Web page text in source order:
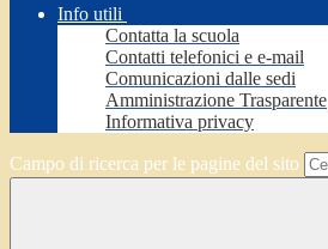
Info utili
Contatta la scuola
Contatti telefonici e e-mail
Comunicazioni dalle sedi
Amministrazione Trasparente
Informativa privacy
Campo di ricerca per le pagine del sito